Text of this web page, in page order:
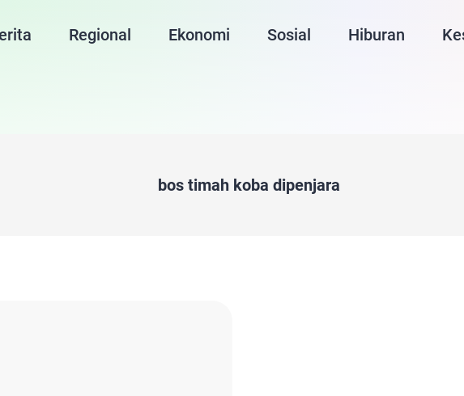
Regional Ekonomi Sosial Hiburan
bos timah koba dipenjara